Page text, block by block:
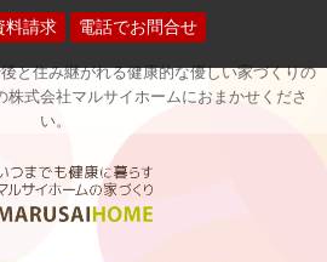
と住み継がれる健康的な優しい家づくりの
式会社マルサイホームにおまかせくださ
い。
マルサイホー
料請求 電話でお問合せ